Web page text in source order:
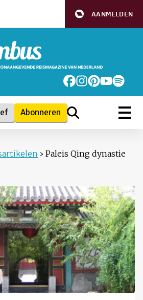
AANMELDEN
Abonneren
› Paleis Qing dynastie